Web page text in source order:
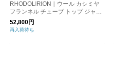
RHODOLIRION｜ウール カシミヤ
フランネル チューブ トップ ジャン
プスーツ “Tube Top Jumpsuit” ps10
29-mt
52,800円
再入荷待ち